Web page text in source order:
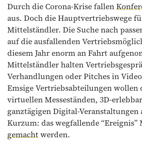
Durch die Corona-Krise fallen
aus. Doch die Hauptvertriebswege
Mittelständler. Die Suche nach
auf die ausfallenden
diesem Jahr enorm an Fahrt
Mittelständler halten
Verhandlungen oder Pitches in
Emsige Vertriebsabteilungen wollen
virtuellen Messeständen, 3D-
ganztägigen Digital-Veranstaltungen
Kurzum: das wegfallende “Ereignis”
gemachtwerden.